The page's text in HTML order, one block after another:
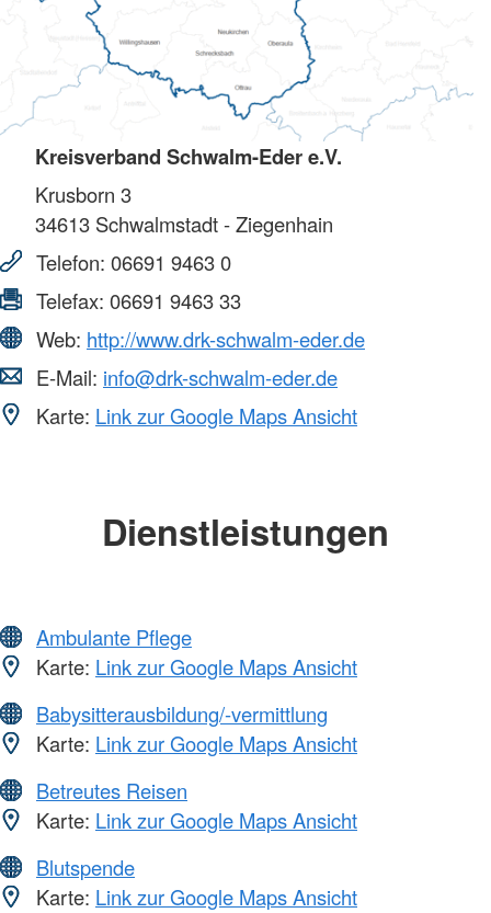
Kreisverband Schwalm-Eder e.V.
Krusborn 3
34613 Schwalmstadt - Ziegenhain
Telefon: 06691 9463 0
Telefax: 06691 9463 33
Web: http://www.drk-schwalm-eder.de
E-Mail: info@drk-schwalm-eder.de
Karte: Link zur Google Maps Ansicht
Dienstleistungen
Ambulante Pflege
Karte: Link zur Google Maps Ansicht
Babysitterausbildung/-vermittlung
Karte: Link zur Google Maps Ansicht
Betreutes Reisen
Karte: Link zur Google Maps Ansicht
Blutspende
Karte: Link zur Google Maps Ansicht